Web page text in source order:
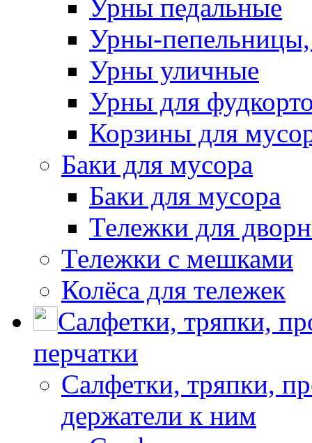
Урны педальные
Урны-
Урны уличные
Урны для
Корзины для
Баки для мусора
Баки для мусора
Тележки для
Тележки с мешками
Колёса для тележек
Салфетки, тряпки,
перчатки
Салфетки, тряпки,
держатели к ним